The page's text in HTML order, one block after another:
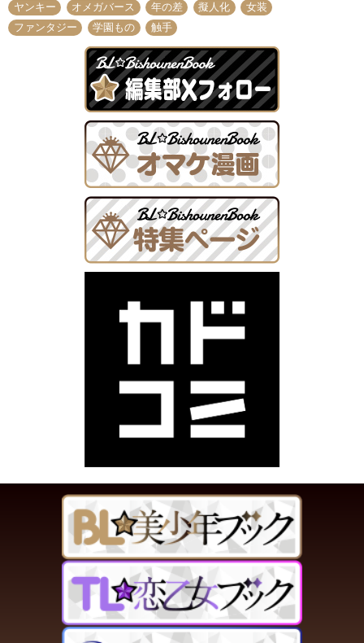
ヤンキー オメガバース 年の差 擬人化
女装
ファンタジー
学園もの 触手